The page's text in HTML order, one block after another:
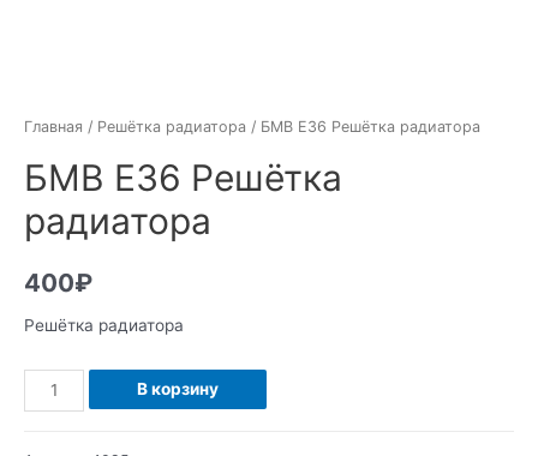
Главная / Решётка радиатора / БМВ Е36 Решётка радиатора
БМВ Е36 Решётка
радиатора
400₽
Решётка радиатора
Количество
БМВ
В корзину